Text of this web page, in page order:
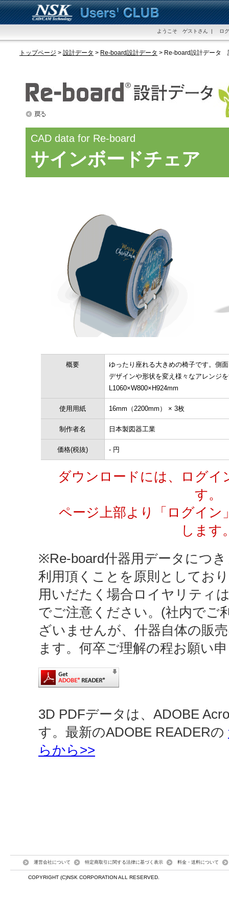
ようこそ ゲストさん | ロ
トップページ > 設計データ > Re-board設計データ > Re-board設計データ
CAD data for Re-board
サインボードチェア
概要
ゆったり座れる大きめの椅子です。側
デザインや形状を変え様々なアレンジ
L1060×W800×H924mm
使用用紙 16mm（2200mm） × 3枚
制作者名 日本製図器工業
価格(税抜) - 円
ダウンロードには、ログイ
す。
ページ上部より「ログイン
します
※Re-board什器用データにつ
利用頂くことを原則としてお
用いだたく場合ロイヤリティ
でご注意ください。(社内でご
ざいませんが、什器自体の販
ます。何卒ご理解の程お願い
3D PDFデータは、ADOBE
す。最新のADOBE READERの
らから>>
運営会社について 特定商取引に関する法律に基づく表示 料金・送料について
COPYRIGHT (C)NSK CORPORATION ALL RESERVED.